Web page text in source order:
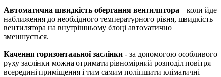
Автоматична швидкість обертання вентилятора – коли йде
наближення до необхідного температурного рівня, швидкість
вентилятора на внутрішньому блоці автоматично
зменшується.
Качення горизонтальної заслінки - за допомогою особливого
руху заслінки можна отримати рівномірний розподіл повітря
всередині приміщення і тим самим поліпшити кліматичні